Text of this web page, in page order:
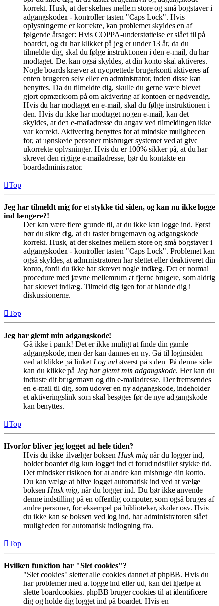
korrekt. Husk, at der skelnes mellem store og små bogstaver i
adgangskoden - kontroller tasten "Caps Lock". Hvis
oplysningerne er korrekte, kan problemet skyldes en af
følgende årsager: Hvis COPPA-understøttelse er slået til på
boardet, og du har klikket på jeg er under 13 år, da du
tilmeldte dig, skal du følge instruktionen i den e-mail, du har
modtaget. Det kan også skyldes, at din konto skal aktiveres.
Nogle boards kræver at nyoprettede brugerkonti aktiveres af
enten brugeren selv eller en administrator, inden disse kan
benyttes. Da du tilmeldte dig, skulle du gerne være blevet
gjort opmærksom på om aktivering af kontoen er nødvendig.
Hvis du har modtaget en e-mail, skal du følge instruktionen i
den. Hvis du ikke har modtaget nogen e-mail, kan det
skyldes, at den e-mailadresse du angav ved tilmeldingen ikke
var korrekt. Aktivering benyttes for at mindske muligheden
for, at uønskede personer misbruger systemet ved at give
ukorrekte oplysninger. Hvis du er 100% sikker på, at du har
skrevet den rigtige e-mailadresse, bør du kontakte en
boardadministrator.
Top
Jeg har tilmeldt mig for et stykke tid siden, og kan nu ikke logge
ind længere?!
Der kan være flere grunde til, at du ikke kan logge ind. Først
bør du sikre dig, at du taster brugernavn og adgangskode
korrekt. Husk, at der skelnes mellem store og små bogstaver i
adgangskoden - kontroller tasten "Caps Lock". Problemet kan
også skyldes, at administratoren har slettet eller deaktiveret din
konto, fordi du ikke har skrevet nogle indlæg. Det er normal
procedure med jævne mellemrum at fjerne brugere, som aldrig
har skrevet indlæg. Tilmeld dig igen for at blande dig i
diskussionerne.
Top
Jeg har glemt min adgangskode!
Gå ikke i panik! Det er ikke muligt at finde din gamle
adgangskode, men der kan dannes en ny. Gå til loginsiden
ved at klikke på linket Log ind øverst på siden. På denne side
kan du klikke på Jeg har glemt min adgangskode. Her kan du
indtaste dit brugernavn og din e-mailadresse. Der fremsendes
en e-mail til dig, som udover en ny adgangskode, indeholder
et aktiveringslink som skal besøges før de nye adgangskode
kan benyttes.
Top
Hvorfor bliver jeg logget ud hele tiden?
Hvis du ikke tilvælger boksen Husk mig når du logger ind,
holder boardet dig kun logget ind et forudindstillet stykke tid.
Det mindsker risikoen for at andre kan misbruge din konto.
Du kan vælge at blive logget automatisk ind ved at vælge
boksen Husk mig, når du logger ind. Du bør ikke anvende
denne indstilling på en offentlig computer, som også bruges af
andre personer, for eksempel på biblioteker, skoler osv. Hvis
du ikke kan se boksen ved log ind, har administratoren slået
muligheden for automatisk indlogning fra.
Top
Hvilken funktion har "Slet cookies"?
"Slet cookies" sletter alle cookies dannet af phpBB. Hvis du
har problemer med at logge ind eller ud, kan det hjælpe at
slette boardcookies. phpBB bruger cookies til at identificere
dig og holde dig logget ind på boardet. Hvis en